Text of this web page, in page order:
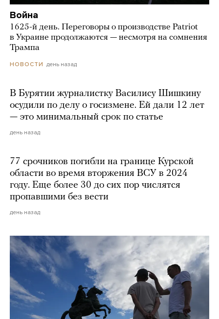
Война
1625-й день. Переговоры о производстве Patriot
в Украине продолжаются — несмотря на сомнения
Трампа
НОВОСТИ день назад
В Бурятии журналистку Василису Шишкину
осудили по делу о госизмене. Ей дали 12 лет
— это минимальный срок по статье
день назад
77 срочников погибли на границе Курской
области во время вторжения ВСУ в 2024
году. Еще более 30 до сих пор числятся
пропавшими без вести
день назад